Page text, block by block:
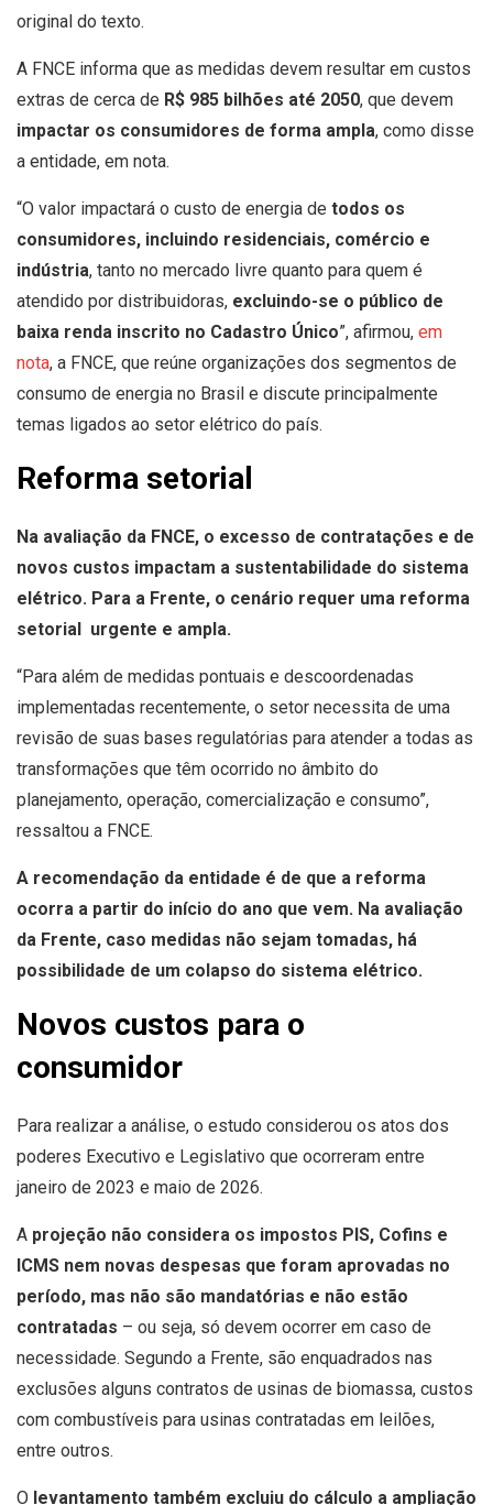
original do texto.
A FNCE informa que as medidas devem resultar em custos
extras de cerca de R$ 985 bilhões até 2050, que devem
impactar os consumidores de forma ampla, como disse
a entidade, em nota.
“O valor impactará o custo de energia de todos os
consumidores, incluindo residenciais, comércio e
indústria, tanto no mercado livre quanto para quem é
atendido por distribuidoras, excluindo-se o público de
baixa renda inscrito no Cadastro Único”, afirmou, em
nota, a FNCE, que reúne organizações dos segmentos de
consumo de energia no Brasil e discute principalmente
temas ligados ao setor elétrico do país.
Reforma setorial
Na avaliação da FNCE, o excesso de contratações e de
novos custos impactam a sustentabilidade do sistema
elétrico. Para a Frente, o cenário requer uma reforma
setorial urgente e ampla.
“Para além de medidas pontuais e descoordenadas
implementadas recentemente, o setor necessita de uma
revisão de suas bases regulatórias para atender a todas as
transformações que têm ocorrido no âmbito do
planejamento, operação, comercialização e consumo”,
ressaltou a FNCE.
A recomendação da entidade é de que a reforma
ocorra a partir do início do ano que vem. Na avaliação
da Frente, caso medidas não sejam tomadas, há
possibilidade de um colapso do sistema elétrico.
Novos custos para o
consumidor
Para realizar a análise, o estudo considerou os atos dos
poderes Executivo e Legislativo que ocorreram entre
janeiro de 2023 e maio de 2026.
A projeção não considera os impostos PIS, Cofins e
ICMS nem novas despesas que foram aprovadas no
período, mas não são mandatórias e não estão
contratadas – ou seja, só devem ocorrer em caso de
necessidade. Segundo a Frente, são enquadrados nas
exclusões alguns contratos de usinas de biomassa, custos
com combustíveis para usinas contratadas em leilões,
entre outros.
O levantamento também excluiu do cálculo a ampliação